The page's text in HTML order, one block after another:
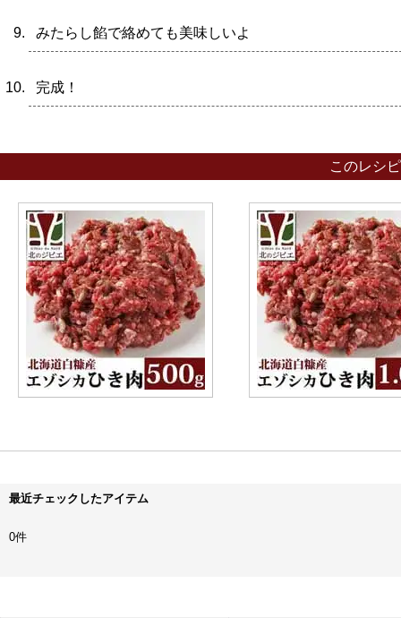
みたらし餡で絡めても美味しいよ
完
このレシ
最近チェックしたアイテム
0件